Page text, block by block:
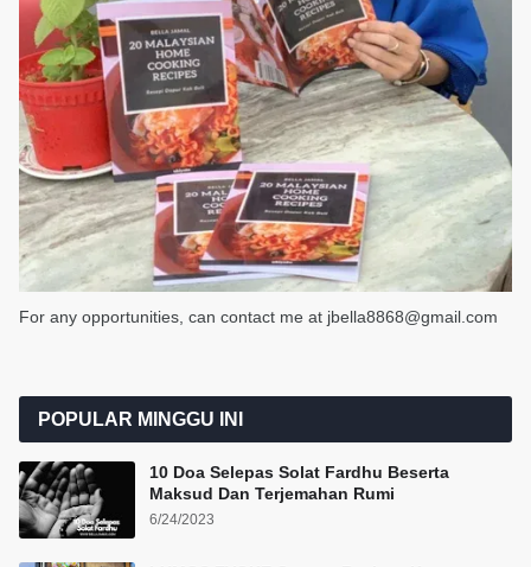
For any opportunities, can contact me at jbella8868@gmail.com
POPULAR MINGGU INI
10 Doa Selepas Solat Fardhu Beserta
Maksud Dan Terjemahan Rumi
6/24/2023